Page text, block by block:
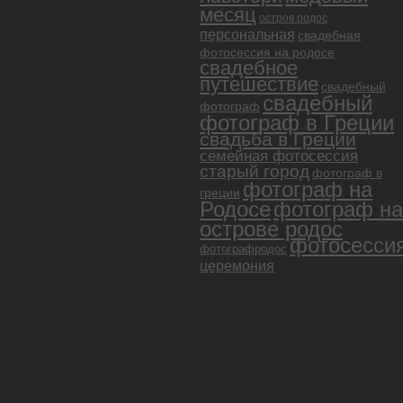
месяц остров родос
персональная свадебная
фотосессия на родосе
свадебное
путешествие свадебный
фотограф свадебный
фотограф в Греции
свадьба в Греции
семейная фотосессия
старый город фотограф в
греции фотограф на
Родосефотограф на
острове родос
фотографродос
церемония